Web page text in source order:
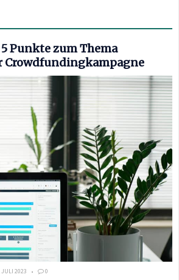
Punkte zum Thema
Crowdfundingkampagne
JULI 2023 0